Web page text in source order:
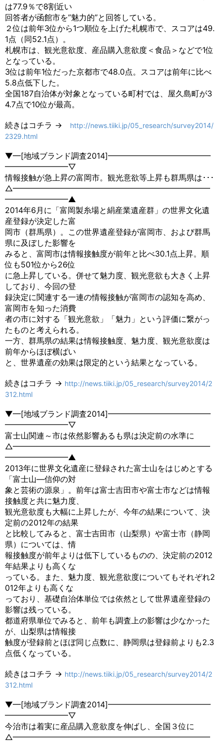
は77.9％で8割近い
回答者が函館市を”魅力的”と回答している。
２位は前年3位から1つ順位を上げた札幌市で、スコアは49.
1点（同52.1点）。
札幌市は、観光意欲度、産品購入意欲度＜食品＞などで1位
となっている。
3位は前年1位だった京都市で48.0点。スコアは前年に比べ
5.8点低下した。
全国187自治体が対象となっている町村では、屋久島町が3
4.7点で10位が最高。
続きはコチラ →
http://news.tiiki.jp/05_research/survey2014/
2329.html
▼━[地域ブランド調査2014]━━━━━━━━━━━━━
━━━━━━━━▽
情報接触が急上昇の富岡市。観光意欲等上昇も群馬県は･･･
△━━━━━━━━━━━━━━━━━━━━━━━━━
━━━━━━━━▲
2014年6月に「富岡製糸場と絹産業遺産群」の世界文化遺
産登録が決定した富
岡市（群馬県）。この世界遺産登録が富岡市、および群馬
県に及ぼした影響を
みると、富岡市は情報接触度が前年と比べ30.1点上昇。順
位も501位から26位
に急上昇している。併せて魅力度、観光意欲も大きく上昇
しており、今回の登
録決定に関連する一連の情報接触が富岡市の認知を高め、
富岡市を知った消費
者の市に対する「観光意欲」「魅力」という評価に繋がっ
たものと考えられる。
一方、群馬県の結果は情報接触度、魅力度、観光意欲度は
前年からほぼ横ばい
と、世界遺産の効果は限定的という結果となっている。
続きはコチラ → http://news.tiiki.jp/05_research/survey2014/2
312.html
▼━[地域ブランド調査2014]━━━━━━━━━━━━━
━━━━━━━━▽
富士山関連～市は依然影響あるも県は決定前の水準に
△━━━━━━━━━━━━━━━━━━━━━━━━━
━━━━━━━━▲
2013年に世界文化遺産に登録された富士山をはじめとする
「富士山―信仰の対
象と芸術の源泉」。前年は富士吉田市や富士市などは情報
接触度と共に魅力度、
観光意欲度も大幅に上昇したが、今年の結果について、決
定前の2012年の結果
と比較してみると、富士吉田市（山梨県）や富士市（静岡
県）については、情
報接触度が前年よりは低下しているものの、決定前の2012
年結果よりも高くな
っている。また、魅力度、観光意欲度についてもそれぞれ2
012年よりも高くな
っており、基礎自治体単位では依然として世界遺産登録の
影響は残っている。
都道府県単位でみると、前年も調査上の影響は少なかった
が、山梨県は情報接
触度が登録前とほぼ同じ点数に、静岡県は登録前よりも2.3
点低くなっている。
続きはコチラ → http://news.tiiki.jp/05_research/survey2014/2
312.html
▼━[地域ブランド調査2014]━━━━━━━━━━━━━
━━━━━━━━▽
今治市は着実に産品購入意欲度を伸ばし、全国３位に
△━━━━━━━━━━━━━━━━━━━━━━━━━